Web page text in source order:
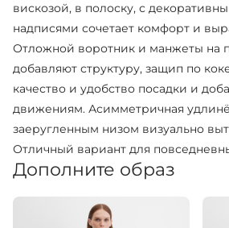
вискозой, в полоску, с
надписями сочетает комфорт и
Отложной воротник и манжеты на
добавляют структуру, защип по
качество и удобство посадки и
движениям. Асимметричная
заеругленным низом визуально
Отличный вариант для
Дополните образ